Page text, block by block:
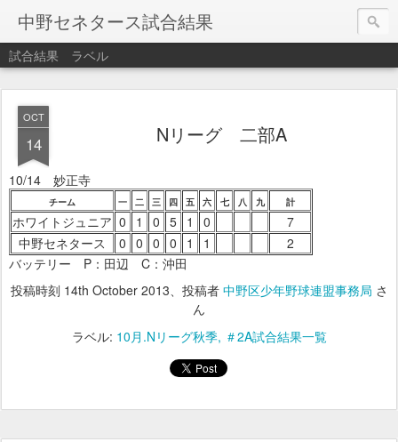
中野セネタース試合結果
試合結果 ラベル
OCT
14 Nリーグ 二部A
10/14 妙正寺
チーム 一 二 三 四 五 六 七 八 九 計
ホワイトジュニア 0 1 0 5 1 0
7
中野セネタース
0 0 0 0 1 1
2
バッテリー P：田辺 C：沖田
投稿時刻 14th October 2013、投稿者 中野区少年野球連盟事務局 さ
ん
ラベル: 10月.Nリーグ秋季 ＃2A試合結果一覧